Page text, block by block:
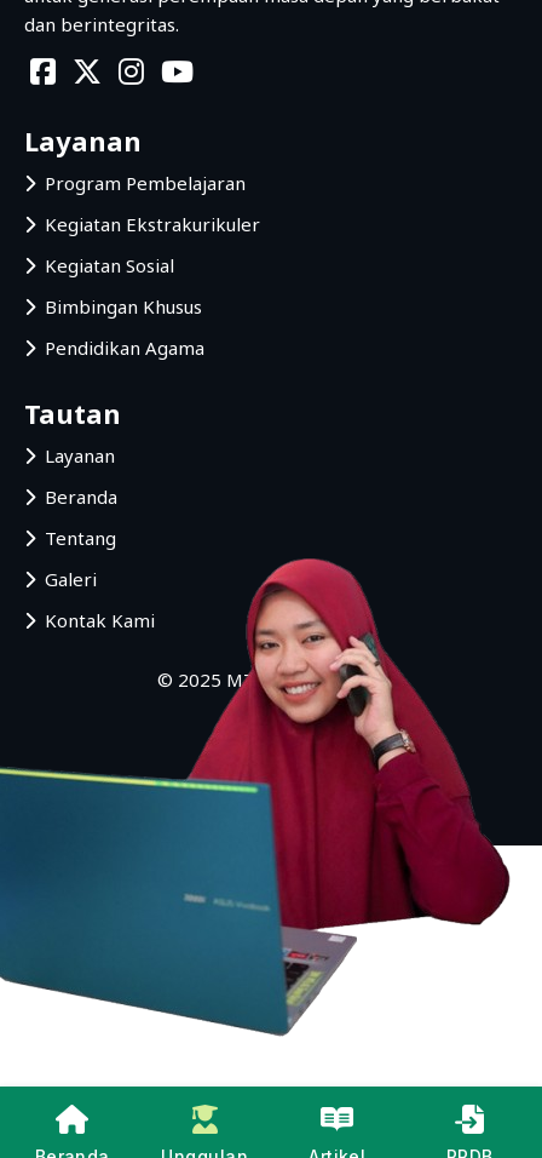
dan berintegritas.
Layanan
Program Pembelajaran
Kegiatan Ekstrakurikuler
Kegiatan Sosial
Bimbingan Khusus
Pendidikan Agama
Tautan
Layanan
Beranda
Tentang
Galeri
Kontak Kami
© 2025 MTs Al-Iman Bulus